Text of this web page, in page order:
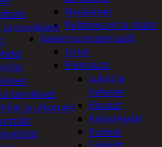
Naulaimet
Pulttipyssyt ja räikät
Rakennusmateriaalit
Listat
Pienrauta
Lukot ja
hakaset
Koukut
Kalustejalat
Kulmat
ja tarvikkeet
tarvikkeet
ja ulkotulet